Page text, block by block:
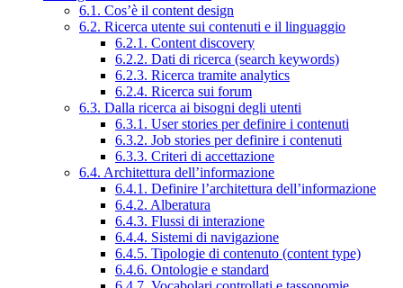
6.1. Cos’è il content design
6.2. Ricerca utente sui contenuti e il linguaggio
6.2.1. Content discovery
6.2.2. Dati di ricerca (search keywords)
6.2.3. Ricerca tramite analytics
6.2.4. Ricerca sui forum
6.3. Dalla ricerca ai bisogni degli utenti
6.3.1. User stories per definire i contenuti
6.3.2. Job stories per definire i contenuti
6.3.3. Criteri di accettazione
6.4. Architettura dell’informazione
6.4.1. Definire l’architettura dell’informazione
6.4.2. Alberatura
6.4.3. Flussi di interazione
6.4.4. Sistemi di navigazione
6.4.5. Tipologie di contenuto (content type)
6.4.6. Ontologie e standard